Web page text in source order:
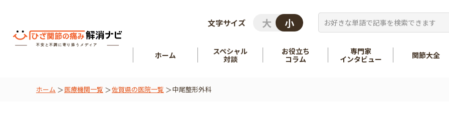
文字サイズ
ホーム
スペシャル
対談
お役立ち
コラム
専門家
インタビュー
関節大全
ホーム 医療機関一覧 佐賀県の医院一覧 中尾整形外科